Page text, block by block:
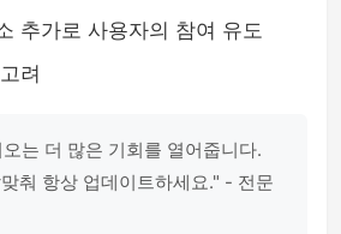
추가로 사용자의 참여 유도
려
는 더 많은 기회를 열어줍니다.
춰 항상 업데이트하세요." - 전문